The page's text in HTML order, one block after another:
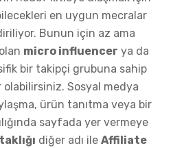
en uygun mecralar
Bunun için az ama
micro influencer ya da
bir takipçi grubuna sahip
olabilirsiniz. Sosyal medya
ürün tanıtma veya bir
sayfada yer vermeye
diğer adı ile Affiliate